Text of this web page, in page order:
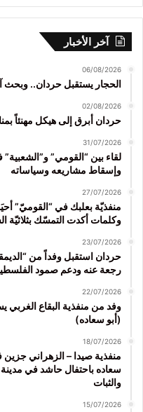
آخر الأخبار
06/08/2026
الحجار يستقبل حردان.. وبحث
02/08/2026
حردان أبرق إلى هيكل مهنئاً
31/07/2026
لقاء بين “القومي”
وإسقاط مشاريعه وسياساته
27/07/2026
منفذيّة بعلبك في “القوميّ”
وكلمات أكدت التمسّك بثلاثيّة
23/07/2026
حردان استقبل وفداً من
رجعة عنه ودعم صمود
22/07/2026
وفد من منفذية البقاع الغربي
(أبو سعاده)
18/07/2026
منفذية صيدا – الزهراني
سعاده باحتفال حاشد في مدينة
والثبات
15/07/2026